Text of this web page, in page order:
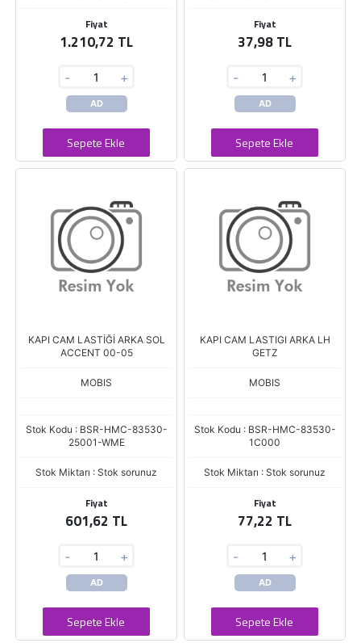
Fiyat
1.210,72 TL
- +
AD
Sepete Ekle
Fiyat
37,98 TL
- +
AD
Sepete Ekle
KAPI CAM LASTİĞİ ARKA SOL
ACCENT 00-05
MOBIS
Stok Kodu : BSR-HMC-83530-
25001-WME
Stok Miktarı : Stok sorunuz
Fiyat
601,62 TL
- +
AD
Sepete Ekle
KAPI CAM LASTIGI ARKA LH
GETZ
MOBIS
Stok Kodu : BSR-HMC-83530-
1C000
Stok Miktarı : Stok sorunuz
Fiyat
77,22 TL
- +
AD
Sepete Ekle